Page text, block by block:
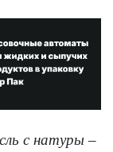
с натуры –